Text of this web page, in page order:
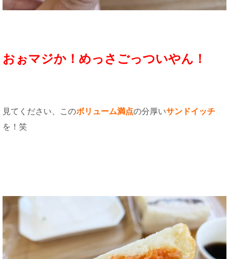
おぉマジか！めっさごっついやん！
見てください、このボリューム満点の分厚いサンドイッチ
を！笑